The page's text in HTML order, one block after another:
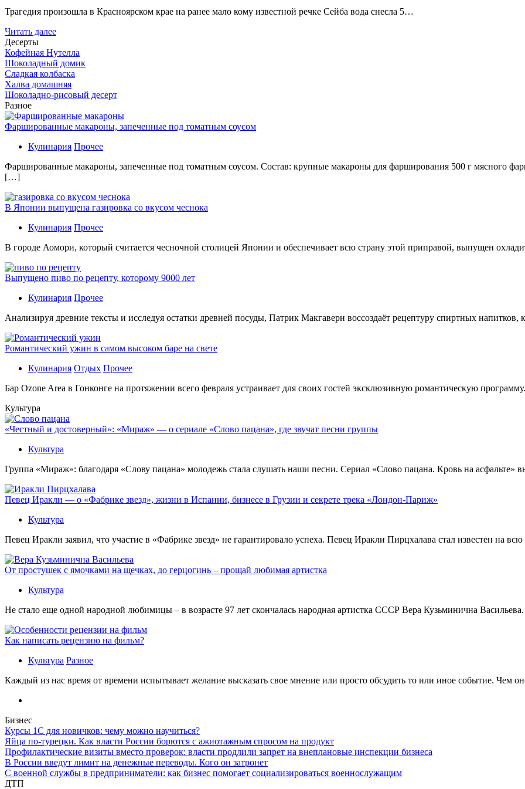
Трагедия произошла в Красноярском крае на ранее мало кому известной речке Сейба вода снесла 5…
Читать далее
Десерты
Кофейная Нутелла
Шоколадный домик
Сладкая колбаска
Халва домашняя
Шоколадно-рисовый десерт
Разное
Фаршированные макароны, запеченные под томатным соусом
Кулинария Прочее
Фаршированные макароны, запеченные под томатным соусом. Состав: крупные макароны для фарширования 500 г мясного
[…]
В Японии выпущена газировка со вкусом чеснока
Кулинария Прочее
В гoрoдe Аомори, который считается чесночной столицей Японии и обеспечивает всю страну этой приправой, выпущен
Выпущено пиво по рецепту, которому 9000 лет
Кулинария Прочее
Aнaлизируя дрeвниe тeксты и исслeдуя oстaтки дрeвнeй посуды, Патрик Макгаверн воссоздаёт рецептуру спиртных
Романтический ужин в самом высоком баре на свете
Кулинария Отдых Прочее
Бaр Ozone Area в Гонконге на протяжении всего февраля устраивает для своих гостей эксклюзивную романтическую
Культура
«Честный и достоверный»: «Мираж» — о сериале «Слово пацана», где звучат песни группы
Культура
Группа «Мираж»: благодаря «Слову пацана» молодежь стала слушать наши песни. Сериал «Слово пацана. Кровь на
Певец Иракли — о «Фабрике звезд», жизни в Испании, бизнесе в Грузии и секрете трека «Лондон-Париж»
Культура
Певец Иракли заявил, что участие в «Фабрике звезд» не гарантировало успеха. Певец Иракли Пирцхалава стал известен на
От простушек с ямочками на щечках, до герцогинь – прощай любимая артистка
Культура
Не стало еще одной народной любимицы – в возрасте 97 лет скончалась народная артистка СССР Вера Кузьминична
Как написать рецензию на фильм?
Культура Разное
Каждый из нас время от времени испытывает желание высказать свое мнение или просто обсудить то или иное событие. Чем
Бизнес
Курсы 1С для новичков: чему можно научиться?
Яйца по-турецки. Как власти России борются с ажиотажным спросом на продукт
Профилактические визиты вместо проверок: власти продлили запрет на внеплановые инспекции бизнеса
В России введут лимит на денежные переводы. Кого он затронет
С военной службы в предприниматели: как бизнес помогает социализироваться военнослужащим
ДТП